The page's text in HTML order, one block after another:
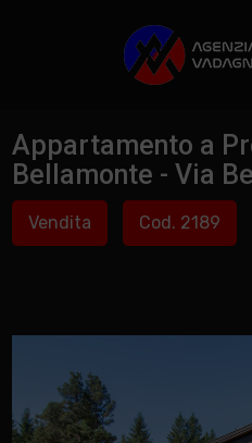
Appartamento a
Bellamonte - Via
Vendita Cod. 2189